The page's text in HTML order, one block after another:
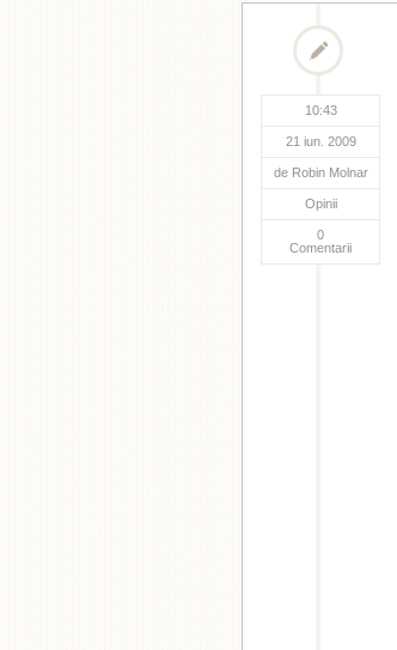
10:43
21 iun. 2009
de Robin Molnar
Opinii
0
Comentarii